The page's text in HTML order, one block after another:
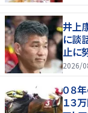
井上
に談
止に
2026/
０８
１３